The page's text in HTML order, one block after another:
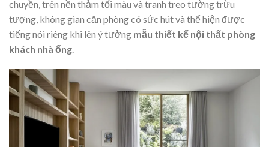
chuyền, trên nền thảm tối màu và tranh treo tường trừu
tượng, không gian căn phòng có sức hút và thể hiện được
tiếng nói riêng khi lên ý tưởng mẫu thiết kế nội thất phòng
khách nhà ống